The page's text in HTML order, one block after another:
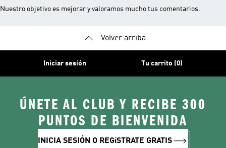
Nuestro objetivo es mejorar y valoramos mucho tus comentarios.
Volver arriba
Iniciar sesión Tu carrito (0)
ÚNETE AL CLUB Y RECIBE 300
PUNTOS DE BIENVENIDA
INICIA SESIÓN O REGíSTRATE GRATIS